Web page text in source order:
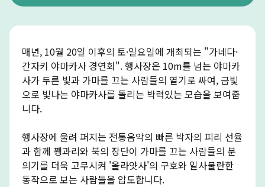
매년, 10월 20일 이후의 토·일요일에 개최되는 "가네다·
간자키 야마카사 경연회". 행사장은 10m를 넘는 야마카
사가 두른 빛과 가마를 끄는 사람들의 열기로 싸여, 금빛
으로 빛나는 야마카사를 돌리는 박력있는 모습을 보여줍
니다.
행사장에 울려 퍼지는 전통음악의 빠른 박자의 피리 선율
과 함께 꽹과리와 북의 장단이 가마를 끄는 사람들의 분
의기를 더욱 고무시켜 '올라얏사'의 구호와 일사불란한
동작으로 보는 사람들을 압도합니다.